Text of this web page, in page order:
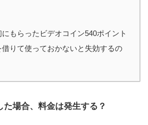
もらったビデオコイン540ポイント
りて使っておかないと失効するの
た場合、料金は発生する？